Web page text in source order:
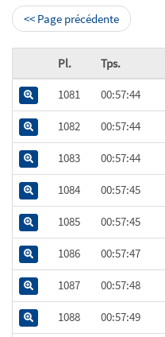
<< Page précédente
Pl. Tps.
1081 00:57:44
1082 00:57:44
1083 00:57:44
1084 00:57:45
1085 00:57:45
1086 00:57:47
1087 00:57:48
1088 00:57:49